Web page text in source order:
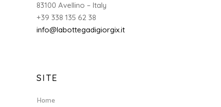
83100 Avellino – Italy
+39 338 135 62 38
info@labottegadigiorgix.it
SITE
Home